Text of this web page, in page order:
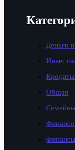
Деньги
Кредиты
Общая